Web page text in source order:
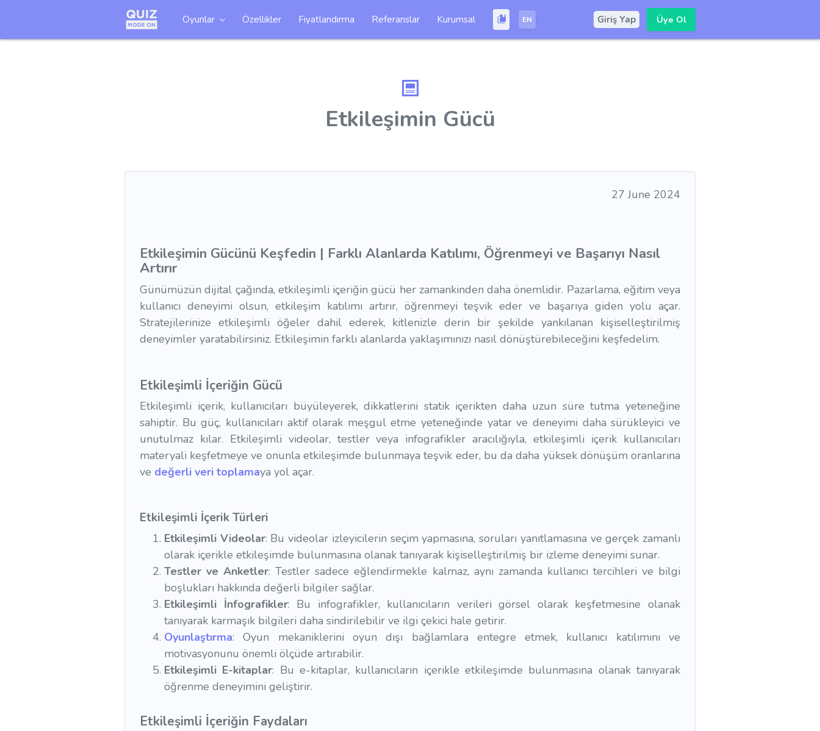
Oyunlar Özellikler Fiyatlandırma Referanslar Kurumsal EN Giriş Yap Üye Ol
Etkileşimin Gücü
27 June 2024
Etkileşimin Gücünü Keşfedin | Farklı Alanlarda Katılımı, Öğrenmeyi ve Başarıyı Nasıl
Artırır
Günümüzün dijital çağında, etkileşimli içeriğin gücü her zamankinden daha önemlidir. Pazarlama, eğitim veya
kullanıcı deneyimi olsun, etkileşim katılımı artırır, öğrenmeyi teşvik eder ve başarıya giden yolu açar.
Stratejilerinize etkileşimli öğeler dahil ederek, kitlenizle derin bir şekilde yankılanan kişiselleştirilmiş
deneyimler yaratabilirsiniz. Etkileşimin farklı alanlarda yaklaşımınızı nasıl dönüştürebileceğini keşfedelim.
Etkileşimli İçeriğin Gücü
Etkileşimli içerik, kullanıcıları büyüleyerek, dikkatlerini statik içerikten daha uzun süre tutma yeteneğine
sahiptir. Bu güç, kullanıcıları aktif olarak meşgul etme yeteneğinde yatar ve deneyimi daha sürükleyici ve
unutulmaz kılar. Etkileşimli videolar, testler veya infografikler aracılığıyla, etkileşimli içerik kullanıcıları
materyali keşfetmeye ve onunla etkileşimde bulunmaya teşvik eder, bu da daha yüksek dönüşüm oranlarına
ve değerli veri toplamaya yol açar.
Etkileşimli İçerik Türleri
Etkileşimli Videolar: Bu videolar izleyicilerin seçim yapmasına, soruları yanıtlamasına ve gerçek zamanlı
olarak içerikle etkileşimde bulunmasına olanak tanıyarak kişiselleştirilmiş bir izleme deneyimi sunar.
Testler ve Anketler: Testler sadece eğlendirmekle kalmaz, aynı zamanda kullanıcı tercihleri ve bilgi
boşlukları hakkında değerli bilgiler sağlar.
Etkileşimli İnfografikler: Bu infografikler, kullanıcıların verileri görsel olarak keşfetmesine olanak
tanıyarak karmaşık bilgileri daha sindirilebilir ve ilgi çekici hale getirir.
Oyunlaştırma: Oyun mekaniklerini oyun dışı bağlamlara entegre etmek, kullanıcı katılımını ve
motivasyonunu önemli ölçüde artırabilir.
Etkileşimli E-kitaplar: Bu e-kitaplar, kullanıcıların içerikle etkileşimde bulunmasına olanak tanıyarak
öğrenme deneyimini geliştirir.
Etkileşimli İçeriğin Faydaları